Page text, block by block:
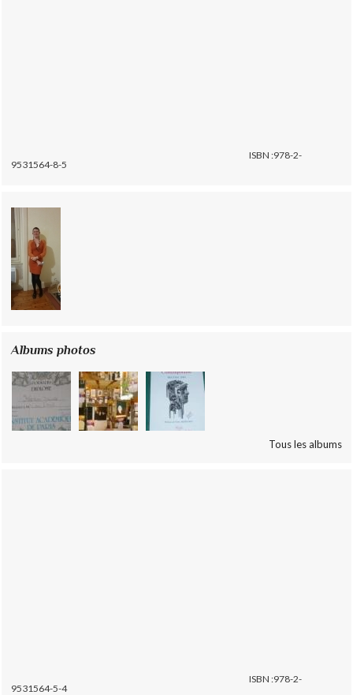
ISBN :978-2-
9531564-8-5
Albums photos
Tous les albums
ISBN :978-2-
9531564-5-4